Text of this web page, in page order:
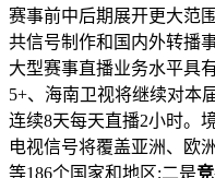
赛事前中后期展开更大范
共信号制作和国内外转播
大型赛事直播业务水平具
5+、海南卫视将继续对本
连续8天每天直播2小时。
电视信号将覆盖亚洲、欧
等186个国家和地区;二是